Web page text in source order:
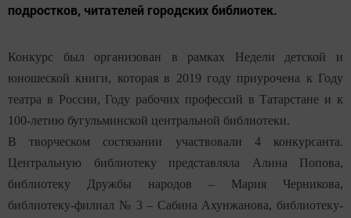
подростков, читателей городских библиотек.
Конкурс был организован в рамках Недели детской и
юношеской книги, которая в 2019 году приурочена к Году
театра в России, Году рабочих профессий в Татарстане и к
100-летию бугульминской центральной библиотеки.
В творческом состязании участвовали 4 конкурсанта.
Центральную библиотеку представляла Алина Попова,
библиотеку Дружбы народов – Мария Черникова,
библиотеку-филиал № 3 – Сабина Ахунжанова, библиотеку-